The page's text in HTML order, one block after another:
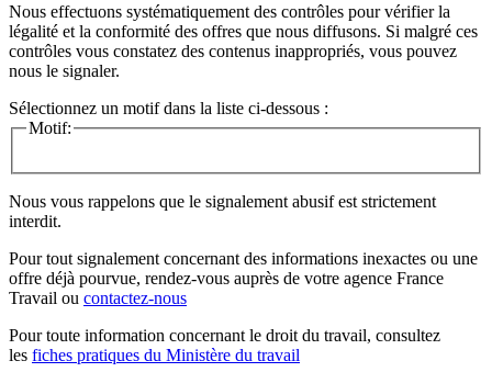
Nous effectuons systématiquement des contrôles pour vérifier la
légalité et la conformité des offres que nous diffusons. Si malgré ces
contrôles vous constatez des contenus inappropriés, vous pouvez
nous le signaler.
Sélectionnez un motif dans la liste ci-dessous :
Motif:
Nous vous rappelons que le signalement abusif est strictement
interdit.
Pour tout signalement concernant des informations inexactes ou une
offre déjà pourvue, rendez-vous auprès de votre agence France
Travail ou contactez-nous
Pour toute information concernant le droit du travail, consultez
les fiches pratiques du Ministère du travail